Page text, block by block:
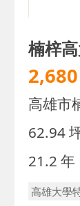
2,680
高雄市
62.94
21.2 年
高雄大學